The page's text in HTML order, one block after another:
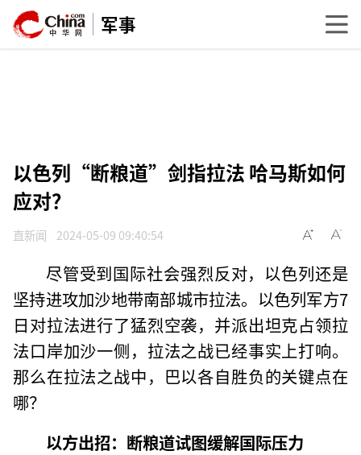
军事
以色列“断粮道”剑指拉法 哈马斯如何
应对？
直新闻 2024-05-09 09:40:54
尽管受到国际社会强烈反对，以色列还是
坚持进攻加沙地带南部城市拉法。以色列军方7
日对拉法进行了猛烈空袭，并派出坦克占领拉
法口岸加沙一侧，拉法之战已经事实上打响。
那么在拉法之战中，巴以各自胜负的关键点在
哪？
以方出招： 断粮道试图缓解国际压力